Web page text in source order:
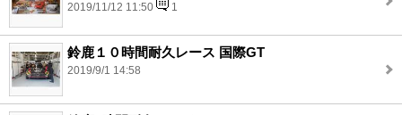
2019/11/12 11:50 1
鈴鹿１０時間耐久レース 国際GT
2019/9/1 14:58